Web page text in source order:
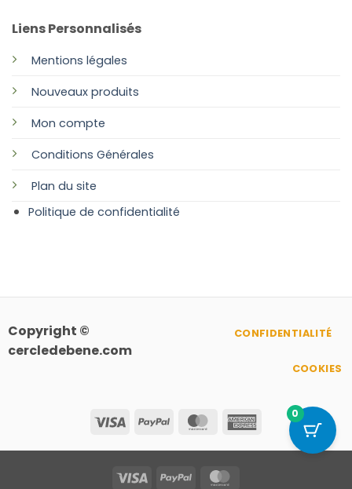
Liens Personnalisés
Mentions légales
Nouveaux produits
Mon compte
Conditions Générales
Plan du site
Politique de confidentialité
Copyright ©
cercledebene.com
Visa PayPal MasterCardAmerican
Express
CONFIDENTIALITÉ
COOKIES
Visa PayPal
0